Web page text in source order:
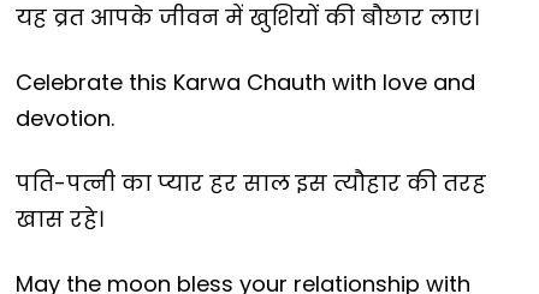
यह व्रत आपके जीवन में खुशियों की बौछार लाए।
Celebrate this Karwa Chauth with love and
devotion.
पति-पत्नी का प्यार हर साल इस त्यौहार की तरह
खास रहे।
May the moon bless your relationship with